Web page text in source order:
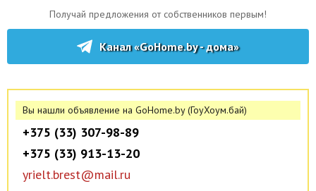
17.02.2005 на право осуществления деятельности
Канал «GoHome.by - дома»
Получай предложения от собственников первым!
Вы нашли объявление на GoHome.by (ГоуХоум.бай)
+375 (33) 307-98-89
+375 (33) 913-13-20
yrielt.brest@mail.ru